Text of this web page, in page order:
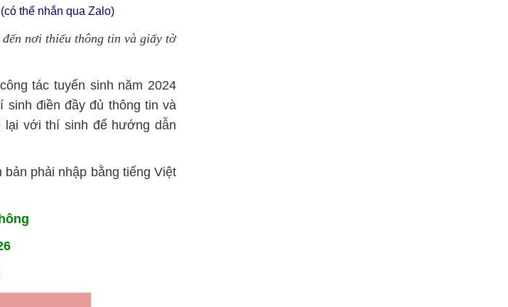
(có thể nhắn qua Zalo)
nơi thiếu thông tin và giấy tờ
tác tuyển sinh năm 2024
điền đầy đủ thông tin và
lại với thí sinh để hướng dẫn
phải nhập bằng tiếng Việt